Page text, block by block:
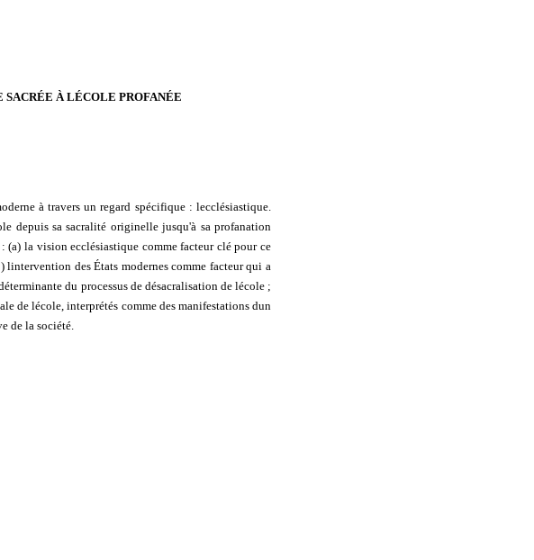
À LÉCOLE PROFANÉE
à travers un regard spécifique : lecclésiastique.
depuis sa sacralité originelle jusqu'à sa profanation
(a) la vision ecclésiastique comme facteur clé pour ce
des États modernes comme facteur qui a
du processus de désacralisation de lécole ;
de lécole, interprétés comme des manifestations dun
de la société.